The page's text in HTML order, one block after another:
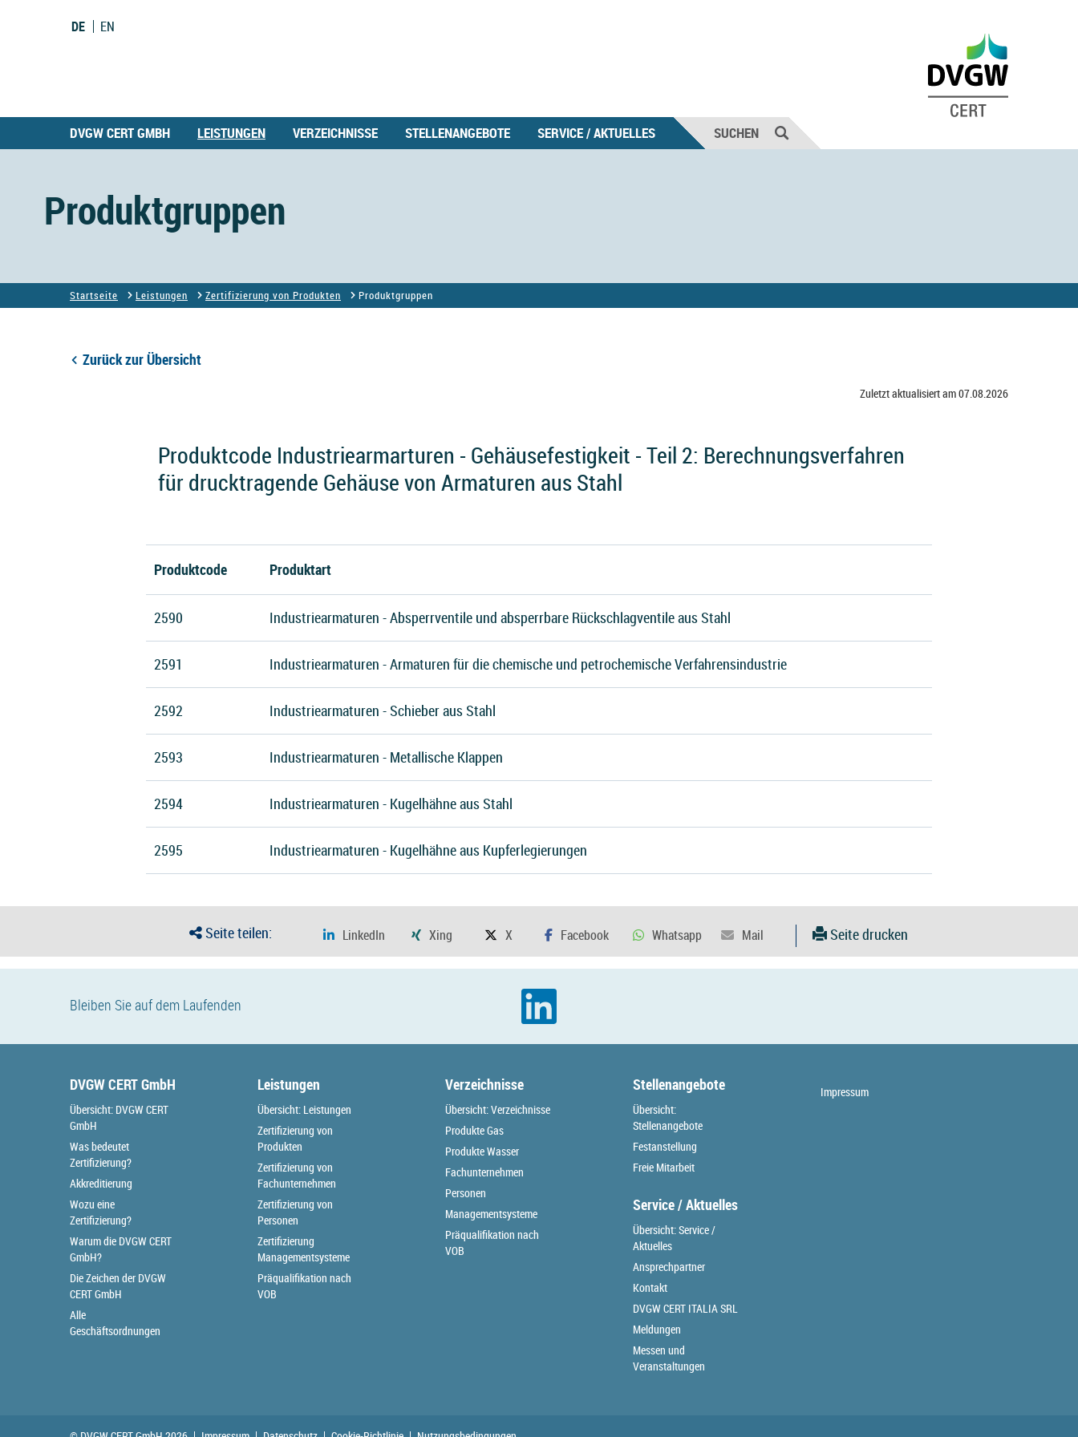
DE EN
DVGW CERT GMBH LEISTUNGEN VERZEICHNISSE STELLENANGEBOTE SERVICE / AKTUELLES SUCHEN
Produktgruppen
Startseite Leistungen Zertifizierung von Produkten Produktgruppen
Zurück zur Übersicht
Zuletzt aktualisiert am 07.08.2026
Produktcode Industriearmarturen - Gehäusefestigkeit - Teil 2: Berechnungsverfahren
für drucktragende Gehäuse von Armaturen aus Stahl
Produktcode Produktart
2590 Industriearmaturen - Absperrventile und absperrbare Rückschlagventile aus Stahl
2591 Industriearmaturen - Armaturen für die chemische und petrochemische Verfahrensindustrie
2592 Industriearmaturen - Schieber aus Stahl
2593 Industriearmaturen - Metallische Klappen
2594 Industriearmaturen - Kugelhähne aus Stahl
2595 Industriearmaturen - Kugelhähne aus Kupferlegierungen
Seite teilen: Seite drucken
Bleiben Sie auf dem Laufenden
DVGW CERT GmbH
Übersicht: DVGW CERT
GmbH
Was bedeutet
Zertifizierung?
Akkreditierung
Wozu eine
Zertifizierung?
Warum die DVGW CERT
GmbH?
Die Zeichen der DVGW
CERT GmbH
Alle
Geschäftsordnungen
Leistungen
Übersicht: Leistungen
Zertifizierung von
Produkten
Zertifizierung von
Fachunternehmen
Zertifizierung von
Personen
Zertifizierung
Managementsysteme
Präqualifikation nach
VOB
Verzeichnisse
Übersicht: Verzeichnisse
Produkte Gas
Produkte Wasser
Fachunternehmen
Personen
Managementsysteme
Präqualifikation nach
VOB
Stellenangebote
Übersicht:
Stellenangebote
Festanstellung
Freie Mitarbeit
Service / Aktuelles
Übersicht: Service /
Aktuelles
Ansprechpartner
Kontakt
DVGW CERT ITALIA SRL
Meldungen
Messen und
Veranstaltungen
Impressum